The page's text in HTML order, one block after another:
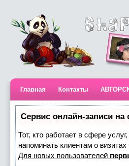
Главная Контакты
Сервис онлайн-записи на
Тот, кто работает в сфере
напоминать клиентам о
Для новых пользователей